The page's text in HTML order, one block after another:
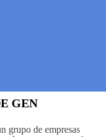
GEN
grupo de empresas